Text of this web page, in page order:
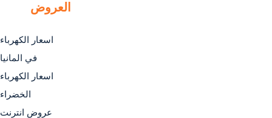
العروض
اسعار الكهرباء
في المانيا
اسعار الكهرباء
الخضراء
عروض انترنت